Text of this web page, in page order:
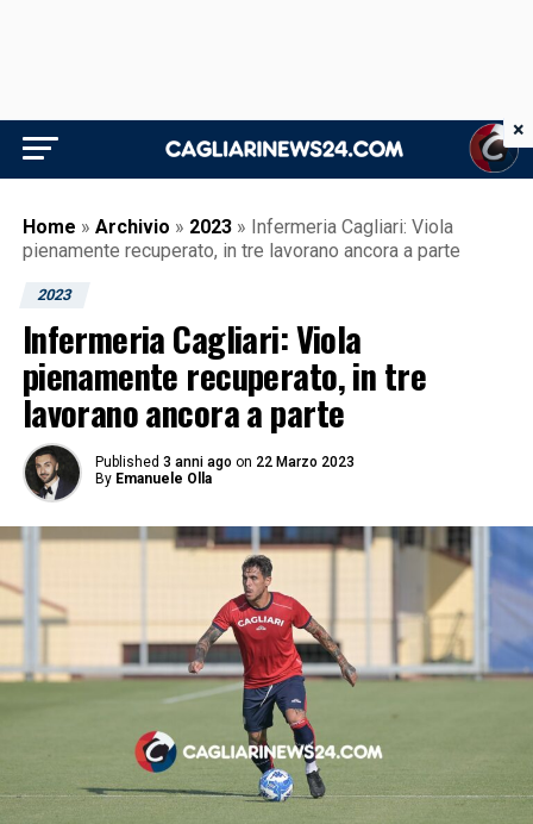
Home » Archivio » 2023 » Infermeria Cagliari: Viola
pienamente recuperato, in tre lavorano ancora a parte
2023
Infermeria Cagliari: Viola
pienamente recuperato, in tre
lavorano ancora a parte
Published 3 anni ago on 22 Marzo 2023
By Emanuele Olla
×